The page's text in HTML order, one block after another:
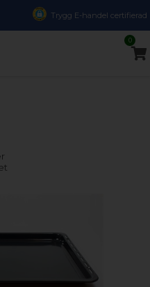
Trygg E-handel certifierad
0